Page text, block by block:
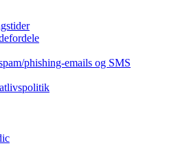
phishing-emails og SMS